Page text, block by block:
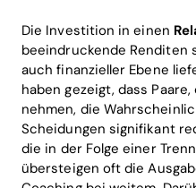
Die Investition in einen
beeindruckende Renditen
auch finanzieller Ebene
haben gezeigt, dass
nehmen, die
Scheidungen signifikant
die in der Folge einer
übersteigen oft die